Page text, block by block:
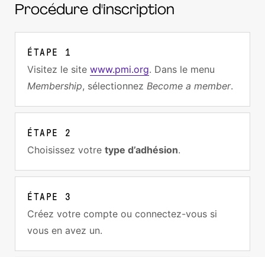
Procédure d'inscription
ÉTAPE 1
Visitez le site www.pmi.org. Dans le menu
Membership, sélectionnez Become a member.
ÉTAPE 2
Choisissez votre type d’adhésion.
ÉTAPE 3
Créez votre compte ou connectez-vous si
vous en avez un.